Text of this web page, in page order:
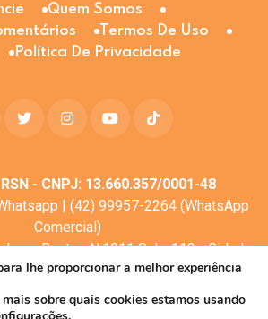
Quem Somos
Termos De Uso
Política De Privacidade
- CNPJ: 13.660.357/0001-48
| (42) 99957-2264 (WhatsApp
Comercial)
Bastos N:1011 Sala: 112 - Cidade
Guarapuava - PR, 85053-525
os direitos reservados
lhe proporcionar a melhor experiência
sobre quais cookies estamos usando